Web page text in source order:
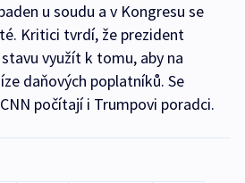
u soudu a v Kongresu se
Kritici tvrdí, že prezident
využít k tomu, aby na
daňových poplatníků. Se
počítají i Trumpovi poradci.